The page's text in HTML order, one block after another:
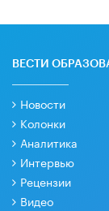
ВЕСТИ
Новости
Колонки
Аналитика
Интервью
Рецензии
Видео